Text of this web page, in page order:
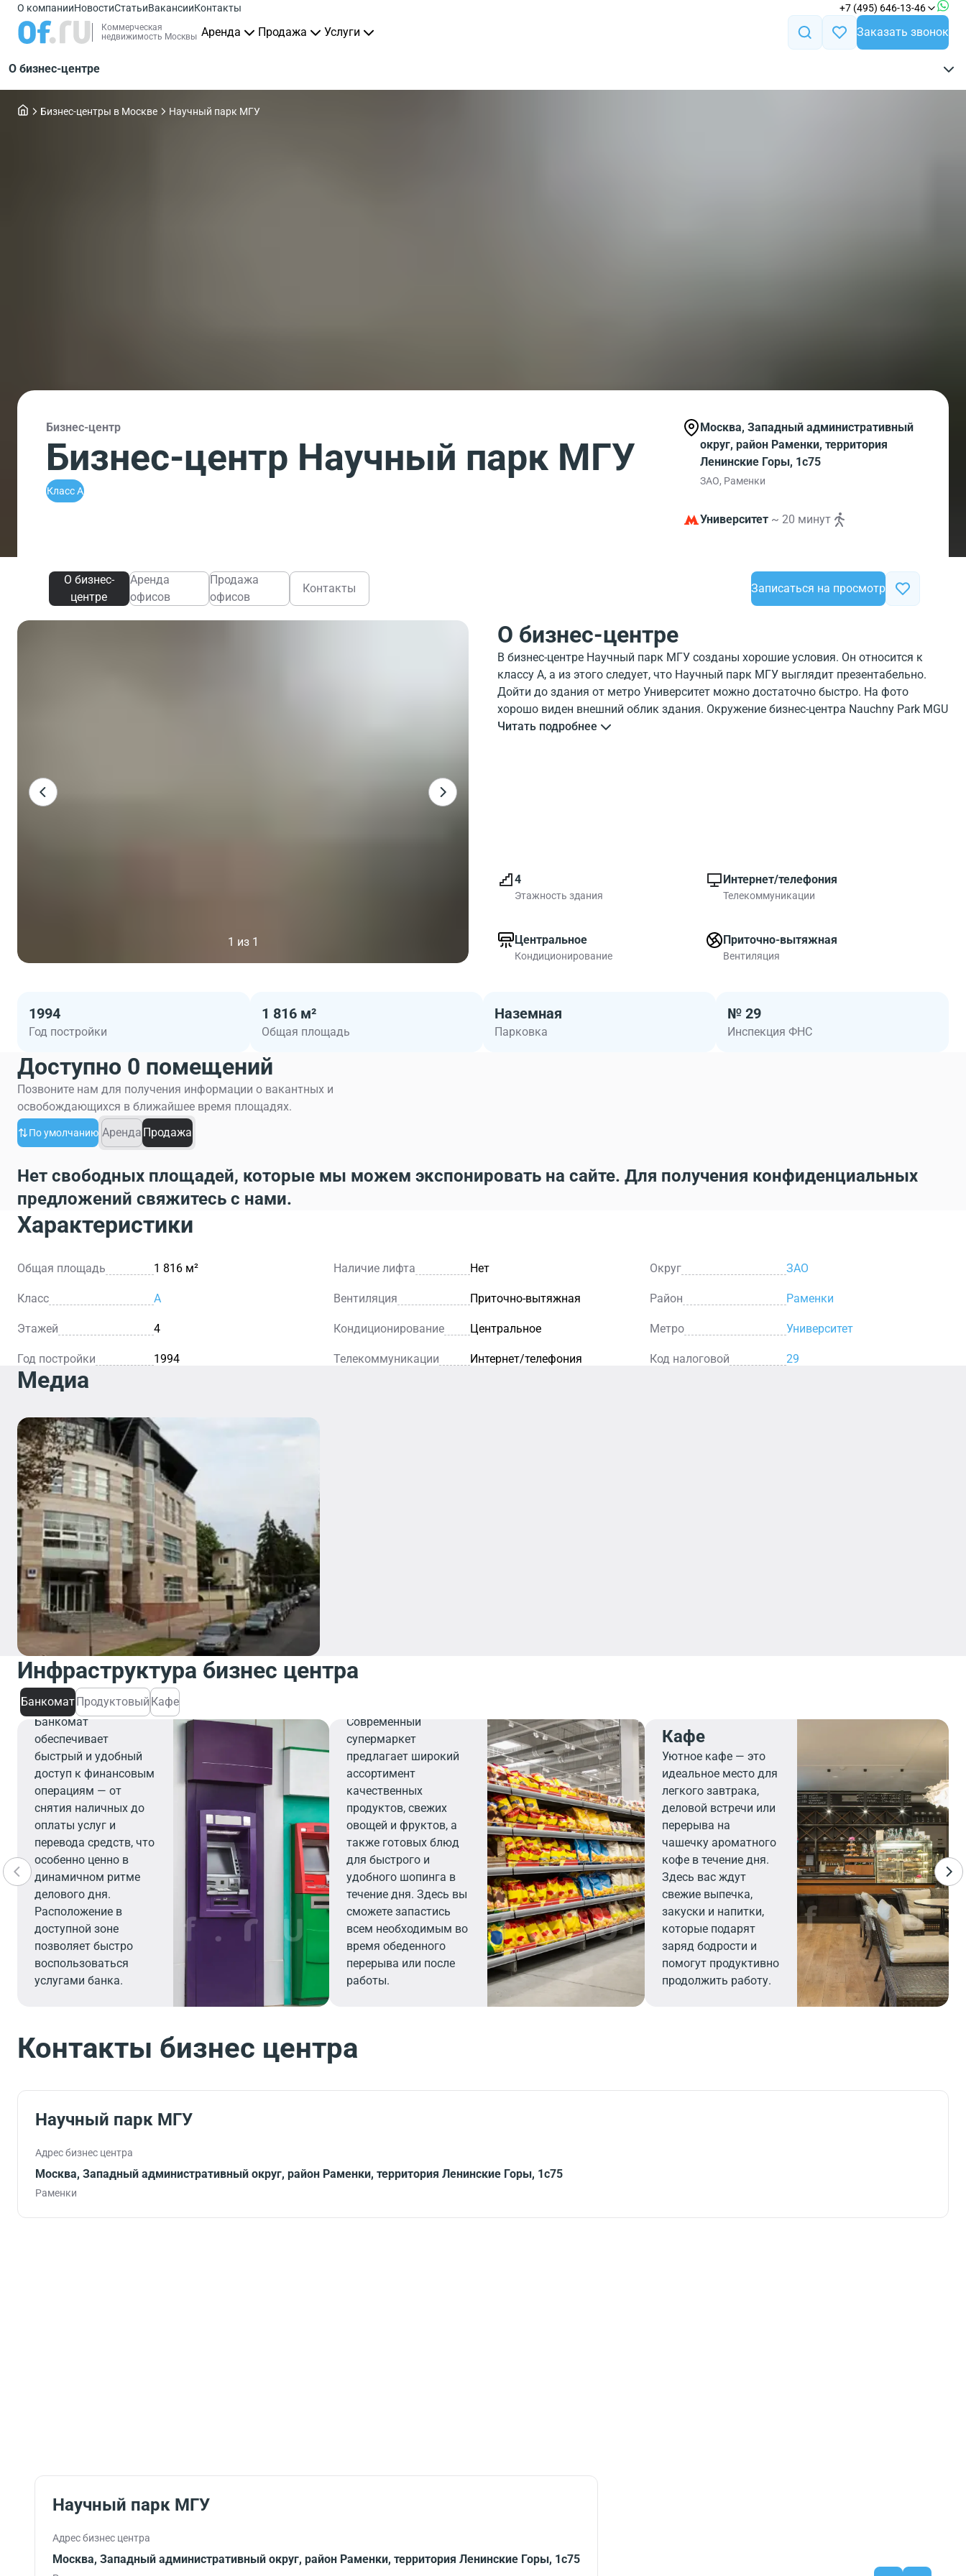
О компанииНовостиСтатьиВакансииКонтакты +7 (495) 646-13-46
Коммерческая
недвижимость Москвы Аренда Продажа Услуги Заказать звонок
О бизнес-центре
Бизнес-центры в Москве Научный парк МГУ
Бизнес-центр
Бизнес-центр Научный парк МГУ
Класс A
Москва, Западный административный
округ, район Раменки, территория
Ленинские Горы, 1с75
ЗАО, Раменки
Университет ~ 20 минут
О бизнес-
центре
Аренда
офисов
Продажа
офисов
Контакты Записаться на просмотр
1 из 1
О бизнес-центре
В бизнес-центре Научный парк МГУ созданы хорошие условия. Он относится к
классу A, а из этого следует, что Научный парк МГУ выглядит презентабельно.
Дойти до здания от метро Университет можно достаточно быстро. На фото
хорошо виден внешний облик здания. Окружение бизнес-центра Nauchny Park MGU
хорошо показано на карте. В районе БЦ есть много объектов инфраструктуры
Читать подробнее
4
Этажность здания
Интернет/телефония
Телекоммуникации
Центральное
Кондиционирование
Приточно-вытяжная
Вентиляция
1994
Год постройки
1 816 м²
Общая площадь
Наземная
Парковка
№ 29
Инспекция ФНС
Доступно 0 помещений
Позвоните нам для получения информации о вакантных и
освобождающихся в ближайшее время площадях.
По умолчанию Аренда Продажа
Нет свободных площадей, которые мы можем экспонировать на сайте. Для получения конфиденциальных
предложений свяжитесь с нами.
Характеристики
Общая площадь 1 816 м² Наличие лифта Нет Округ ЗАО
Класс A Вентиляция Приточно-вытяжная Район Раменки
Этажей 4 Кондиционирование Центральное Метро Университет
Год постройки 1994 Телекоммуникации Интернет/телефония Код налоговой 29
Медиа
Инфраструктура бизнес центра
БанкоматПродуктовый Кафе
Банкомат
Банкомат
обеспечивает
быстрый и удобный
доступ к финансовым
операциям — от
снятия наличных до
оплаты услуг и
перевода средств, что
особенно ценно в
динамичном ритме
делового дня.
Расположение в
доступной зоне
позволяет быстро
воспользоваться
услугами банка.
Современный
супермаркет
предлагает широкий
ассортимент
качественных
продуктов, свежих
овощей и фруктов, а
также готовых блюд
для быстрого и
удобного шопинга в
течение дня. Здесь вы
сможете запастись
всем необходимым во
время обеденного
перерыва или после
работы.
Кафе
Уютное кафе — это
идеальное место для
легкого завтрака,
деловой встречи или
перерыва на
чашечку ароматного
кофе в течение дня.
Здесь вас ждут
свежие выпечка,
закуски и напитки,
которые подарят
заряд бодрости и
помогут продуктивно
продолжить работу.
Контакты бизнес центра
Научный парк МГУ
Адрес бизнес центра
Москва, Западный административный округ, район Раменки, территория Ленинские Горы, 1с75
Раменки
Научный парк МГУ
Адрес бизнес центра
Москва, Западный административный округ, район Раменки, территория Ленинские Горы, 1с75